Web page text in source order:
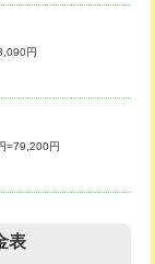
円+材料費
円
=79,200円
表